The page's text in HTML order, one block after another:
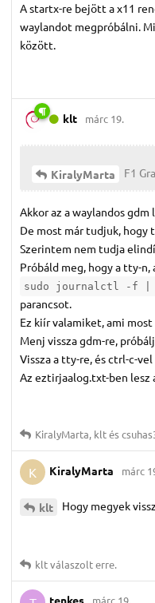
A startx-re bejött a x11
waylandot megpróbálni.
között.
klt márc 19.
KiralyMarta F1
Akkor az a waylandos gdm
De most már tudjuk, hogy
Szerintem nem tudja
Próbáld meg, hogy a tty-
sudo journalctl -f |
parancsot.
Ez kiír valamiket, ami
Menj vissza gdm-re,
Vissza a tty-re, és ctrl-c-
Az eztirjaalog.txt-ben lesz
KiralyMarta, kltés
K KiralyMarta márc
klt Hogy megyek
kltválaszolt erre.